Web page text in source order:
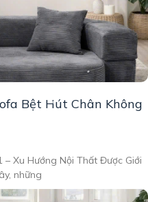
Bệt Hút Chân Không
Xu Hướng Nội Thất Được Giới
những